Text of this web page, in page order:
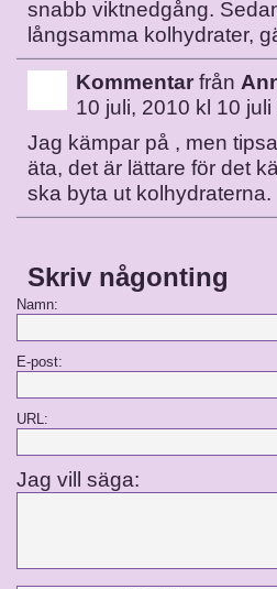
snabb viktnedgång.
långsamma kolhydrater,
Kommentar från
10 juli, 2010 kl 10
Jag kämpar på , men
äta, det är lättare för det
ska byta ut kolhydraterna.
Skriv någonting
Namn:
E-post:
URL:
Jag vill säga: